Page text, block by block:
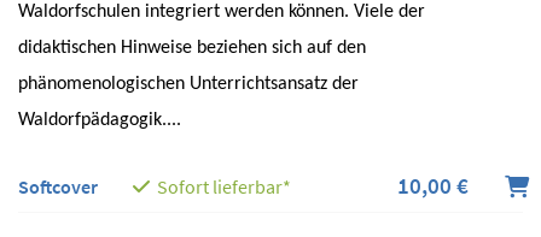
Waldorfschulen integriert werden können. Viele der
didaktischen Hinweise beziehen sich auf den
phänomenologischen Unterrichtsansatz der
Waldorfpädagogik....
Softcover Sofort lieferbar* 10,00 €